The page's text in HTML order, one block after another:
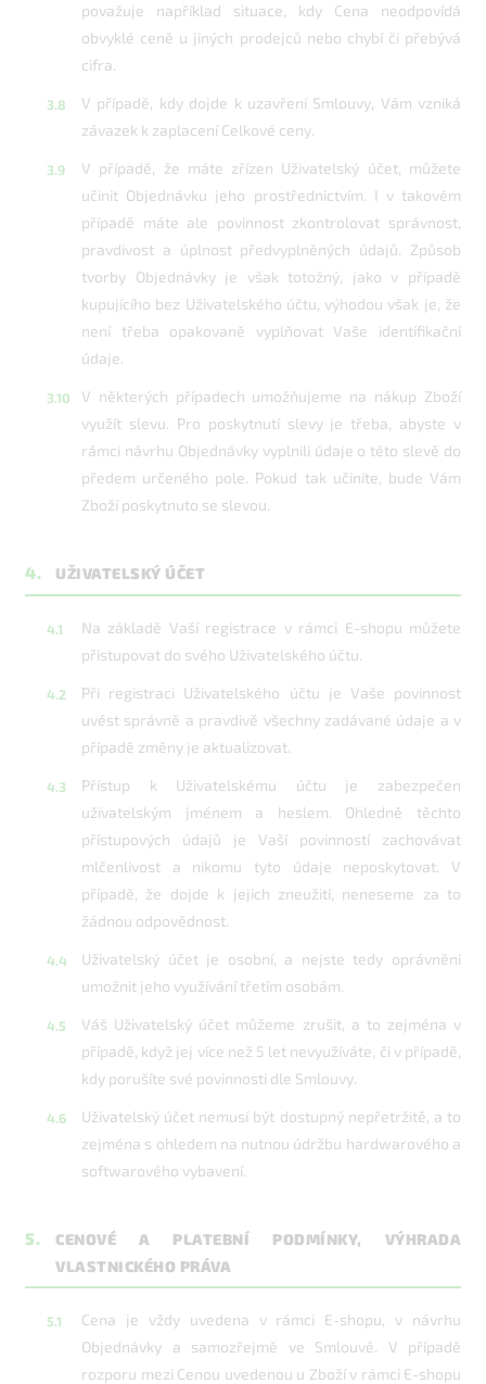
považuje například situace, kdy Cena neodpovídá
obvyklé ceně u jiných prodejců nebo chybí či přebývá
cifra.
V případě, kdy dojde k uzavření Smlouvy, Vám vzniká
závazek k zaplacení Celkové ceny.
V případě, že máte zřízen Uživatelský účet, můžete
učinit Objednávku jeho prostřednictvím. I v takovém
případě máte ale povinnost zkontrolovat správnost,
pravdivost a úplnost předvyplněných údajů. Způsob
tvorby Objednávky je však totožný, jako v případě
kupujícího bez Uživatelského účtu, výhodou však je, že
není třeba opakovaně vyplňovat Vaše identifikační
údaje.
V některých případech umožňujeme na nákup Zboží
využít slevu. Pro poskytnutí slevy je třeba, abyste v
rámci návrhu Objednávky vyplnili údaje o této slevě do
předem určeného pole. Pokud tak učiníte, bude Vám
Zboží poskytnuto se slevou.
4. UŽIVATELSKÝ ÚČET
Na základě Vaší registrace v rámci E-shopu můžete
přistupovat do svého Uživatelského účtu.
Při registraci Uživatelského účtu je Vaše povinnost
uvést správně a pravdivě všechny zadávané údaje a v
případě změny je aktualizovat.
Přístup k Uživatelskému účtu je zabezpečen
uživatelským jménem a heslem. Ohledně těchto
přístupových údajů je Vaší povinností zachovávat
mlčenlivost a nikomu tyto údaje neposkytovat. V
případě, že dojde k jejich zneužití, neneseme za to
žádnou odpovědnost.
Uživatelský účet je osobní, a nejste tedy oprávněni
umožnit jeho využívání třetím osobám.
Váš Uživatelský účet můžeme zrušit, a to zejména v
případě, když jej více než 5 let nevyužíváte, či v případě,
kdy porušíte své povinnosti dle Smlouvy.
Uživatelský účet nemusí být dostupný nepřetržitě, a to
zejména s ohledem na nutnou údržbu hardwarového a
softwarového vybavení.
5.
CENOVÉ A PLATEBNÍ PODMÍNKY, VÝHRADA
VLASTNICKÉHO PRÁVA
Cena je vždy uvedena v rámci E-shopu, v návrhu
Objednávky a samozřejmě ve Smlouvě. V případě
rozporu mezi Cenou uvedenou u Zboží v rámci E-shopu